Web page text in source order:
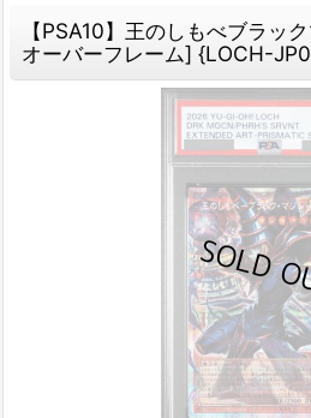
【PSA10】王のしもべブラッ
オーバーフレーム] {LOCH-